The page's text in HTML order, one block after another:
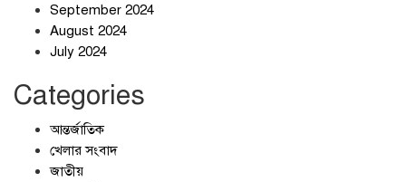
September 2024
August 2024
July 2024
Categories
আন্তর্জাতিক
খেলার সংবাদ
জাতীয়